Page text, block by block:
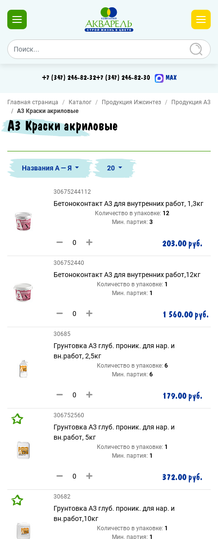
+7 (347) 246-82-32+7 (347) 246-82-30 MAX
Главная страница Каталог Продукция Ижсинтез
Продукция А3
А3 Краски акриловые
А3 Краски акриловые
Названия А — Я 20
30675244112
Бетоноконтакт А3 для внутренних работ, 1,3кг
Количество в упаковке: 12
Мин. партия: 3
203.00 руб.
306752440
Бетоноконтакт А3 для внутренних работ,12кг
Количество в упаковке: 1
Мин. партия: 1
1 560.00 руб.
30685
Грунтовка А3 глуб. проник. для нар. и
вн.работ, 2,5кг
Количество в упаковке: 6
Мин. партия: 6
179.00 руб.
306752560
Грунтовка А3 глуб. проник. для нар. и
вн.работ, 5кг
Количество в упаковке: 1
Мин. партия: 1
372.00 руб.
30682
Грунтовка А3 глуб. проник. для нар. и
вн.работ,10кг
Количество в упаковке: 1
Мин. партия: 1